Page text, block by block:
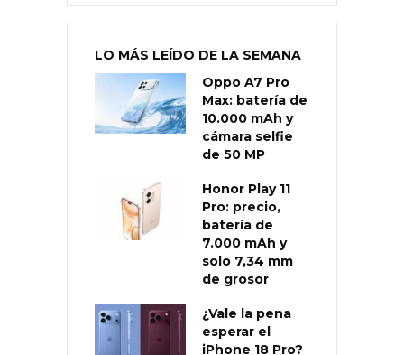
LO MÁS LEÍDO DE LA SEMANA
Oppo A7 Pro
Max: batería de
10.000 mAh y
cámara selfie
de 50 MP
Honor Play 11
Pro: precio,
batería de
7.000 mAh y
solo 7,34 mm
de grosor
¿Vale la pena
esperar el
iPhone 18 Pro?